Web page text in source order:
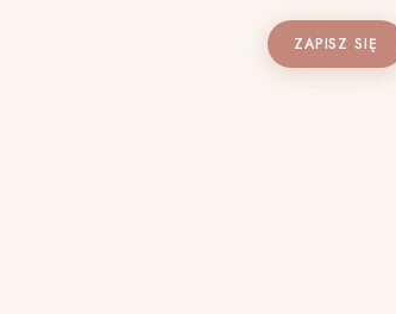
ZAPISZ SIĘ